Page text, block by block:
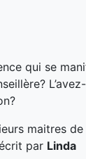
qui se
maitres de
par Linda